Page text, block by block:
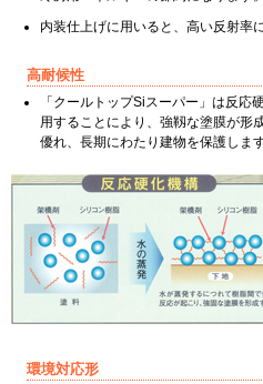
内装仕上げに用いると、高い反射率
高耐候性
「クールトップSiスーパー」は反応
用することにより、強靱な塗膜が形
優れ、長期にわたり建物を保護します
環境対応形